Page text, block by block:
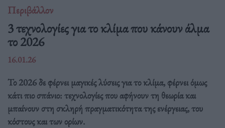
Περιβάλλον
3 τεχνολογίες για το κλίμα που κάνουν άλμα
το 2026
16.01.26
Το 2026 δε φέρνει μαγικές λύσεις για το κλίμα, φέρνει όμως
κάτι πιο σπάνιο: τεχνολογίες που αφήνουν τη θεωρία και
μπαίνουν στη σκληρή πραγματικότητα της ενέργειας, του
κόστους και των ορίων.